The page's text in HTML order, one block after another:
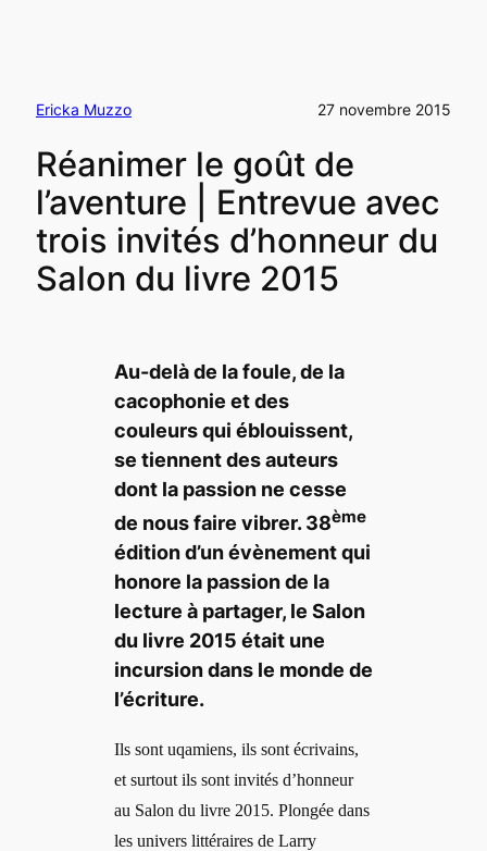
Ericka Muzzo 27 novembre 2015
Réanimer le goût de
l’aventure | Entrevue avec
trois invités d’honneur du
Salon du livre 2015
Au-delà de la foule, de la
cacophonie et des
couleurs qui éblouissent,
se tiennent des auteurs
dont la passion ne cesse
de nous faire vibrer. 38ème
édition d’un évènement qui
honore la passion de la
lecture à partager, le Salon
du livre 2015 était une
incursion dans le monde de
l’écriture.
Ils sont uqamiens, ils sont écrivains,
et surtout ils sont invités d’honneur
au Salon du livre 2015. Plongée dans
les univers littéraires de Larry